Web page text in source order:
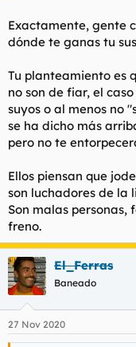
Exactamente, gente
dónde te ganas tu
Tu planteamiento es
no son de fiar, el
suyos o al menos no
se ha dicho más
pero no te
Ellos piensan que
son luchadores de la
Son malas personas,
freno.
El_Ferras
Baneado
27 Nov 2020